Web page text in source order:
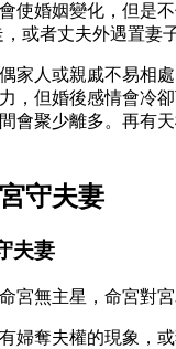
使婚姻變化，但是
或者丈夫外遇置妻
家人或親戚不易相
，但婚後感情會冷
會聚少離多。再有
守夫妻
夫妻
宮無主星，命宮對宮
婦奪夫權的現象，